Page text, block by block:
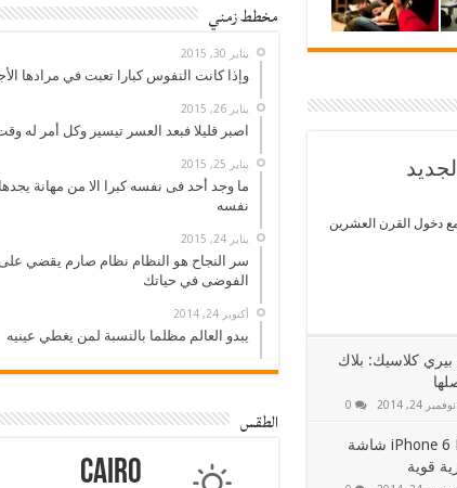
في التاريخ عام 1605 م، ومع دخول القرن العشرين
كلاسيك: بلاك
نوفمبر 24, 2014 0
مراجعة iPhone 6 Plus شاشة
قوية
مخطط زمني
يناير 30, 2015
وإذا كانت النفوس كبارا تعبت في مرادها
يناير 26, 2015
اصبر قليلا فبعد العسر تيسير وكل أمر له
يناير 25, 2015
ما وجد أحد فى نفسه كبرا الا من مهانة
نفسه
يناير 24, 2015
سر النجاح هو النظام نظام صارم يقضي على
الفوضى في حياتك
أكتوبر 24, 2014
يبدو العالم مظلما بالنسبة لمن يغطي عينيه
الطقس
Cairo